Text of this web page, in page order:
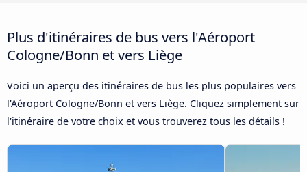
Plus d'itinéraires de bus vers l'Aéroport
Cologne/Bonn et vers Liège
Voici un aperçu des itinéraires de bus les plus populaires vers
l'Aéroport Cologne/Bonn et vers Liège. Cliquez simplement sur
l'itinéraire de votre choix et vous trouverez tous les détails !